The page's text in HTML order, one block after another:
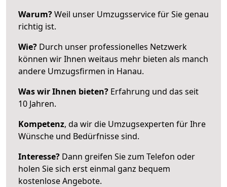
Warum?Weil unser Umzugsservice für Sie genau
richtig ist.
Wie? Durch unser professionelles Netzwerk
können wir Ihnen weitaus mehr bieten als manch
andere Umzugsfirmen in Hanau.
Was wir Ihnen bieten? Erfahrung und das seit
10 Jahren.
Kompetenz, da wir die Umzugsexperten für Ihre
Wünsche und Bedürfnisse sind.
Interesse? Dann greifen Sie zum Telefon oder
holen Sie sich erst einmal ganz bequem
kostenlose Angebote.